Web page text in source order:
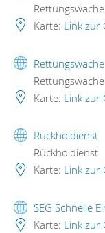
Karte: Link zur
Rettungswache
Karte: Link zur
Rückholdienst
Rückholdienst
Karte: Link zur
SEG Schnelle
Karte: Link zur